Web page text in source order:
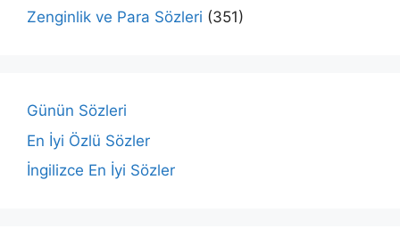
Zenginlik ve Para Sözleri (351)
Günün Sözleri
En İyi Özlü Sözler
İngilizce En İyi Sözler